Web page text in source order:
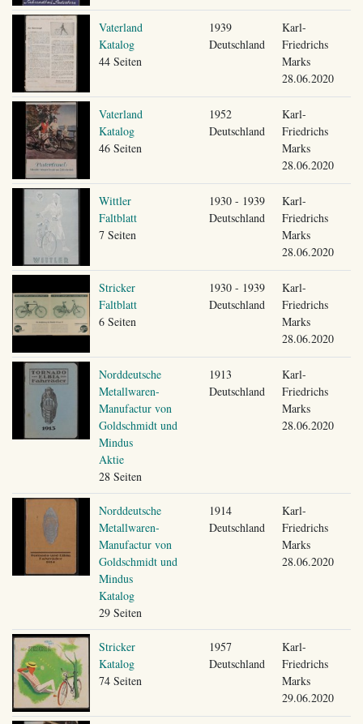
Vaterland
Katalog
44 Seiten
1939
Deutschland
Karl-
Friedrichs
Marks
28.06.2020
Vaterland
Katalog
46 Seiten
1952
Deutschland
Karl-
Friedrichs
Marks
28.06.2020
Wittler
Faltblatt
7 Seiten
1930 - 1939
Deutschland
Karl-
Friedrichs
Marks
28.06.2020
Stricker
Faltblatt
6 Seiten
1930 - 1939
Deutschland
Karl-
Friedrichs
Marks
28.06.2020
Norddeutsche
Metallwaren-
Manufactur von
Goldschmidt und
Mindus
Aktie
28 Seiten
1913
Deutschland
Karl-
Friedrichs
Marks
28.06.2020
Norddeutsche
Metallwaren-
Manufactur von
Goldschmidt und
Mindus
Katalog
29 Seiten
1914
Deutschland
Karl-
Friedrichs
Marks
28.06.2020
Stricker
Katalog
74 Seiten
1957
Deutschland
Karl-
Friedrichs
Marks
29.06.2020